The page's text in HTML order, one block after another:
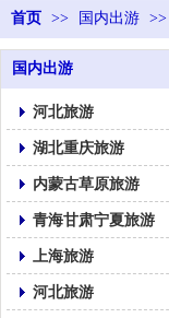
首页 >> 国内出游 >>
国内出游
河北旅游
湖北重庆旅游
内蒙古草原旅游
青海甘肃宁夏旅游
上海旅游
河北旅游